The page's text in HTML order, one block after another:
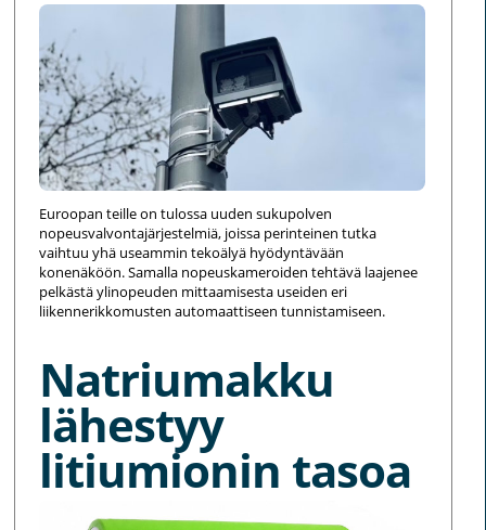
Euroopan teille on tulossa uuden sukupolven
nopeusvalvontajärjestelmiä, joissa perinteinen tutka
vaihtuu yhä useammin tekoälyä hyödyntävään
konenäköön. Samalla nopeuskameroiden tehtävä laajenee
pelkästä ylinopeuden mittaamisesta useiden eri
liikennerikkomusten automaattiseen tunnistamiseen.
Natriumakku
lähestyy
litiumionin tasoa